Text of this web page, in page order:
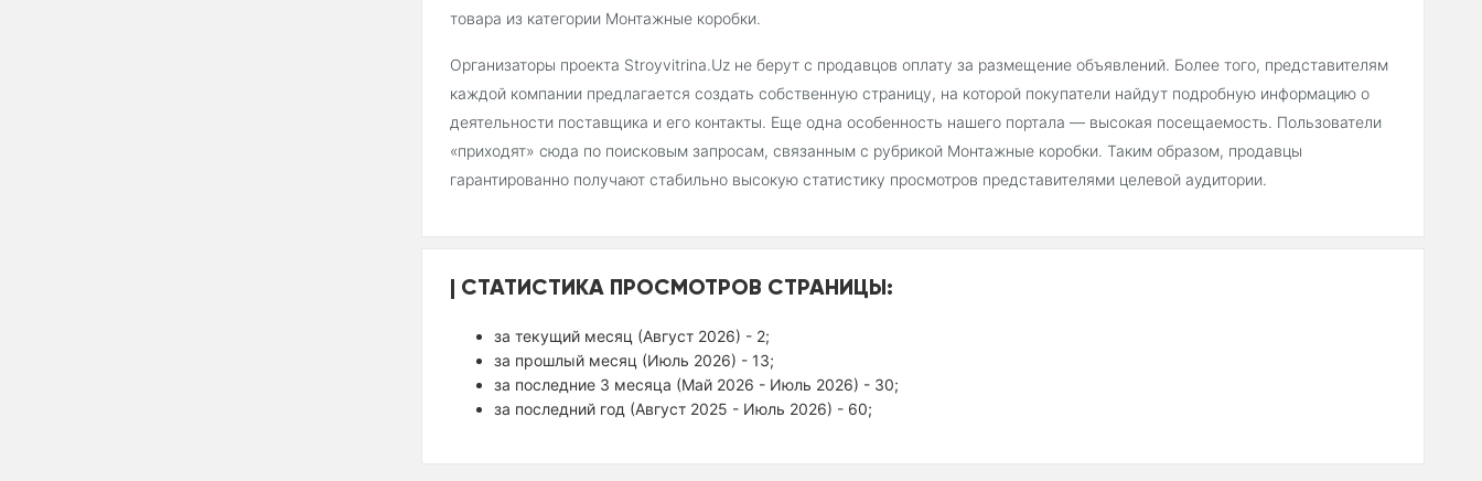
товара из категории Монтажные коробки.
Организаторы проекта Stroyvitrina.Uz не берут с продавцов оплату за размещение объявлений. Более того, представителям
каждой компании предлагается создать собственную страницу, на которой покупатели найдут подробную информацию о
деятельности поставщика и его контакты. Еще одна особенность нашего портала — высокая посещаемость. Пользователи
«приходят» сюда по поисковым запросам, связанным с рубрикой Монтажные коробки. Таким образом, продавцы
гарантированно получают стабильно высокую статистику просмотров представителями целевой аудитории.
СТАТИСТИКА ПРОСМОТРОВ СТРАНИЦЫ:
за текущий месяц (Август 2026) - 2;
за прошлый месяц (Июль 2026) - 13;
за последние 3 месяца (Май 2026 - Июль 2026) - 30;
за последний год (Август 2025 - Июль 2026) - 60;